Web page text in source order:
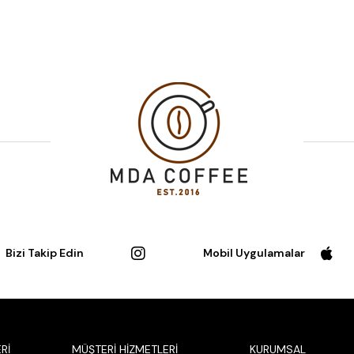
Bizi Takip Edin Mobil Uygulamalar
MÜŞTERİ HİZMETLERİ KURUMSAL